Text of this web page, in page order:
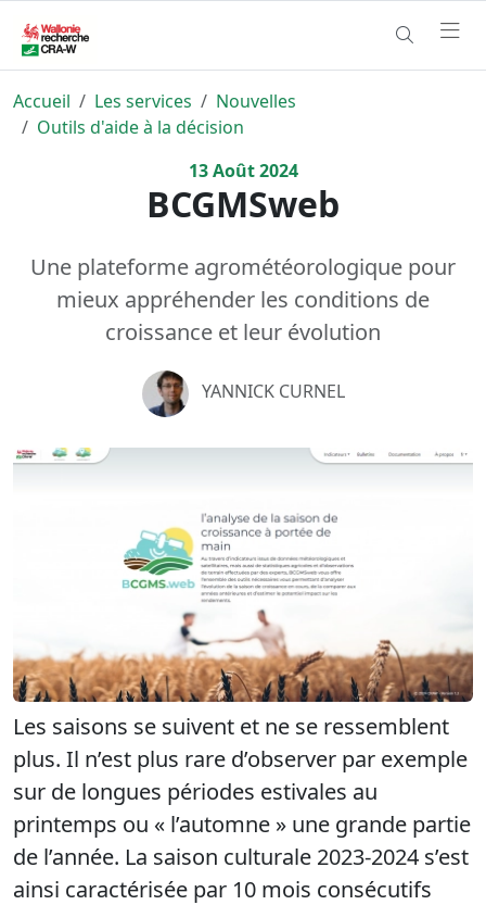
Accueil Les services
Nouvelles
Outils d'aide à la décision
13Août2024
BCGMSweb
Une plateforme agrométéorologique pour
mieux appréhender les conditions de
croissance et leur évolution
YANNICK CURNEL
Les saisons se suivent et ne se ressemblent
plus. Il n’est plus rare d’observer par exemple
sur de longues périodes estivales au
printemps ou « l’automne » une grande partie
de l’année. La saison culturale 2023-2024 s’est
ainsi caractérisée par 10 mois consécutifs